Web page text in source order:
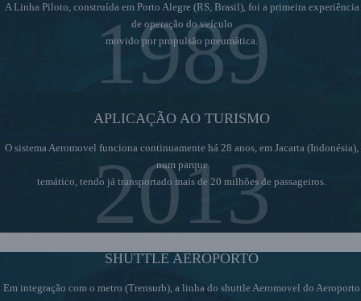
A Linha Piloto, construída em Porto Alegre (RS, Brasil), foi a primeira experiência
de operação do veículo
movido por propulsão pneumática.
1989
APLICAÇÃO AO TURISMO
O sistema Aeromovel funciona continuamente há 28 anos, em Jacarta (Indonésia),
num parque
temático, tendo já transportado mais de 20 milhões de passageiros.
2013
SHUTTLE AEROPORTO
Em integração com o metro (Trensurb), a linha do shuttle Aeromovel do Aeroporto